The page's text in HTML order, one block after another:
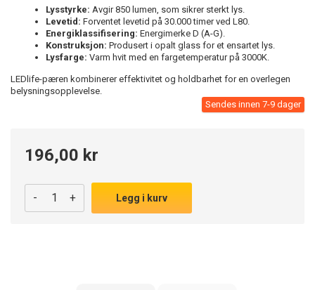
Lysstyrke: Avgir 850 lumen, som sikrer sterkt lys.
Levetid: Forventet levetid på 30.000 timer ved L80.
Energiklassifisering: Energimerke D (A-G).
Konstruksjon: Produsert i opalt glass for et ensartet lys.
Lysfarge: Varm hvit med en fargetemperatur på 3000K.
LEDlife-pæren kombinerer effektivitet og holdbarhet for en overlegen
belysningsopplevelse.
Sendes innen 7-9 dager
196,00 kr
- + Legg i kurv